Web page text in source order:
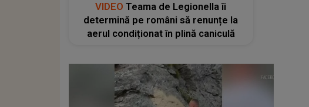
VIDEO Teama de Legionella îi
determină pe români să renunțe la
aerul condiționat în plină caniculă